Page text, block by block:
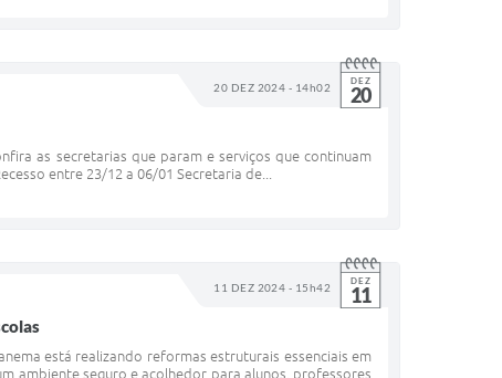
20 DEZ 2024 - 14h02 DEZ
20
as secretarias que param e serviços que continuam
entre 23/12 a 06/01 Secretaria de...
11 DEZ 2024 - 15h42 DEZ
11
está realizando reformas estruturais essenciais em
ambiente seguro e acolhedor para alunos, professores